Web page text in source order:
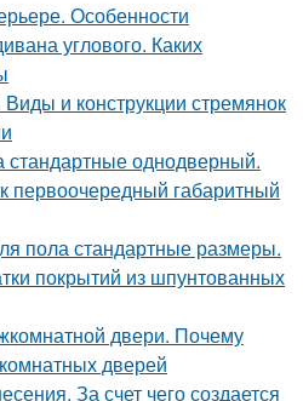
Особенности
углового. Каких
Виды и конструкции стремянок
стандартные однодверный.
первоочередный габаритный
пола стандартные размеры.
покрытий из шпунтованных
двери. Почему
дверей
За счет чего создается